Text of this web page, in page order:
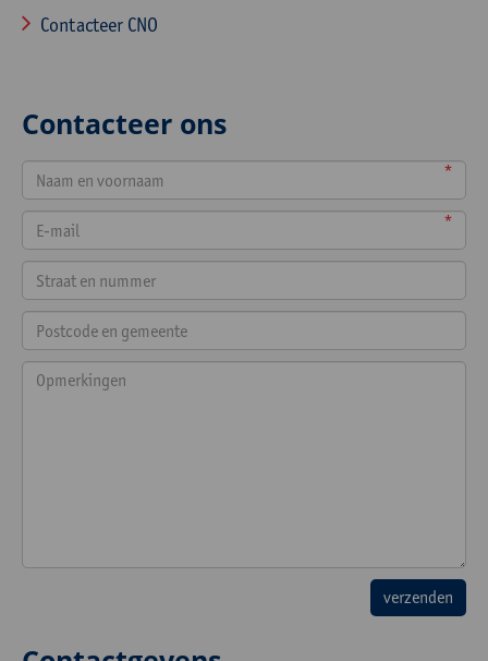
Contacteer CNO
Contacteer ons
*
*